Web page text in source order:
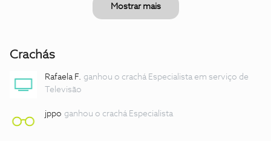
Mostrar mais
Crachás
Rafaela F. ganhou o crachá Especialista em serviço de
Televisão
jppo ganhou o crachá Especialista